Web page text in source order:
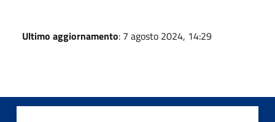
Ultimo aggiornamento: 7 agosto 2024, 14:29